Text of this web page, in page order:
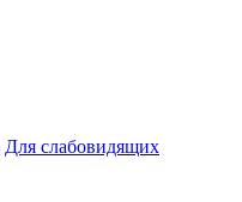
Для слабовидящих